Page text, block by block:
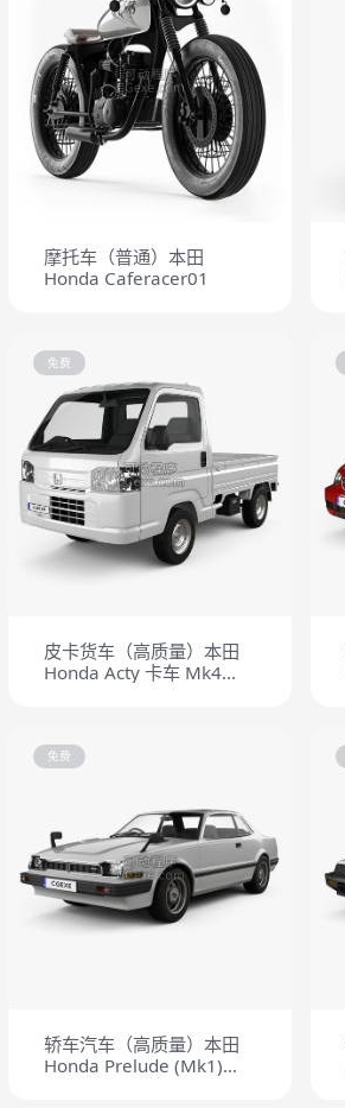
摩托车（普通）本田
Honda Caferacer01
免费
皮卡货车（高质量）本田
Honda Acty 卡车 Mk4
免费
轿车汽车（高质量）本田
Honda Prelude (Mk1)